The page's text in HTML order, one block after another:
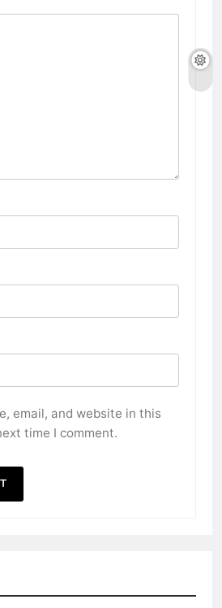
email, and website in this
time I comment.